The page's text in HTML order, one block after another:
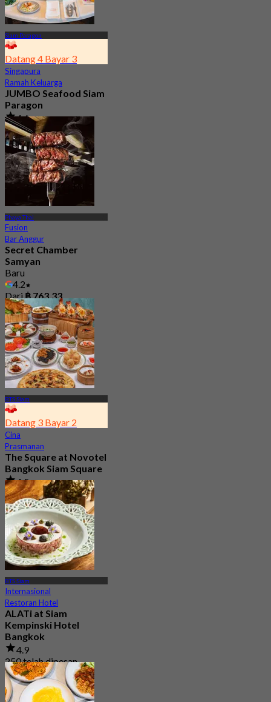
Siam Paragon
Datang 4 Bayar 3
Singapura
Ramah Keluarga
JUMBO Seafood Siam
Paragon
4.6
8K telah dipesan
Dari฿ 548
Phaya Thai
Fusion
Bar Anggur
Secret Chamber
Samyan
Baru
4.2
Dari ฿ 763.33
BTS Siam
Datang 3 Bayar 2
Cina
Prasmanan
The Square at Novotel
Bangkok Siam Square
4.5
2.7K telah dipesan
Dari฿ 353.33
BTS Siam
Internasional
Restoran Hotel
ALATi at Siam
Kempinski Hotel
Bangkok
4.9
250 telah dipesan
Dari฿ 1,000